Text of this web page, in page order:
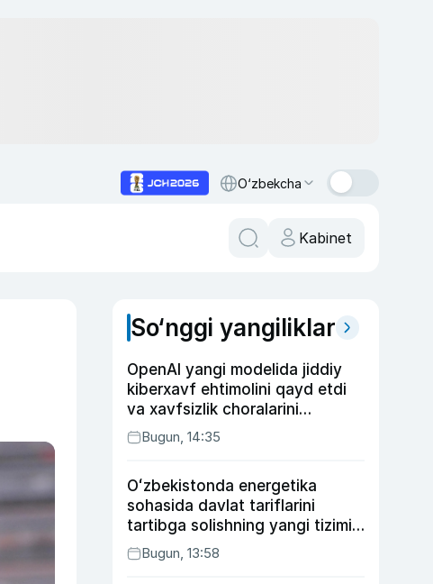
O‘zbekcha
Kabinet
So‘nggi yangiliklar
OpenAI yangi modelida jiddiy
kiberxavf ehtimolini qayd etdi
va xavfsizlik choralarini
kuchaytirdi
Bugun, 14:35
Oʻzbekistonda energetika
sohasida davlat tariflarini
tartibga solishning yangi tizimi
joriy etildi
Bugun, 13:58